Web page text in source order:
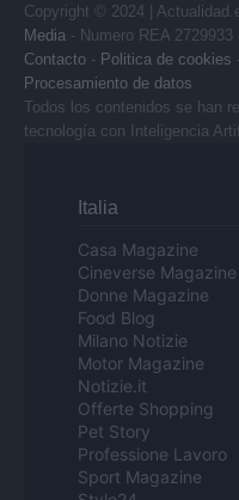
Copyright © 2024 |
Media - Numero REA
Contacto - Politica de cookies
Procesamiento de datos
Todos los contenidos se han
tecnología con Inteligencia
Italia
Casa Magazine
Cineverse Magazine
Donne Magazine
Food Blog
Milano Notizie
Motor Magazine
Notizie.it
Offerte Shopping
Pet Story
Professione Lavoro
Sport Magazine